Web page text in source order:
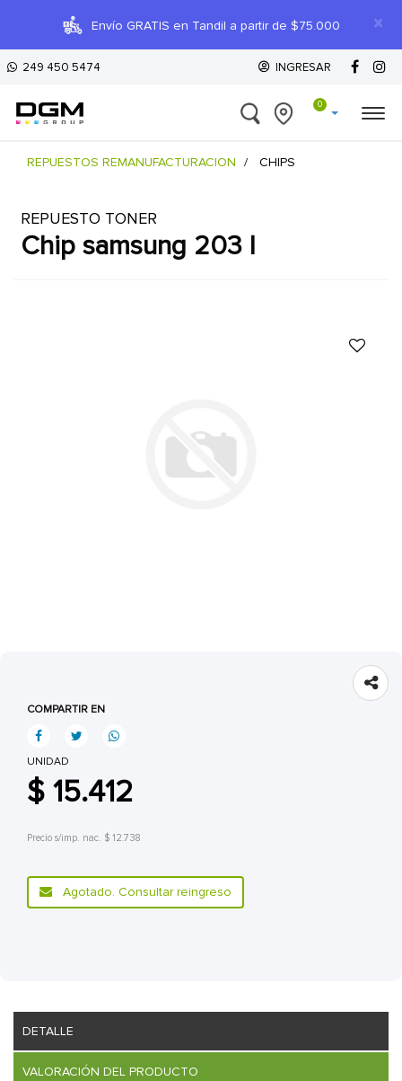
×
Envío GRATIS en Tandil a partir de $75.000
249 450 5474 INGRESAR
0
REPUESTOS REMANUFACTURACION CHIPS
REPUESTO TONER
chip samsung 203 l
COMPARTIR EN
UNIDAD
$ 15.412
Precio s/imp. nac. $ 12.738
Agotado. Consultar reingreso
DETALLE
VALORACIÓN DEL PRODUCTO